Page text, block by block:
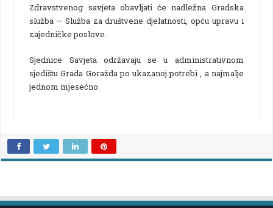
Zdravstvenog savjeta obavljati će nadležna Gradska
služba – Služba za društvene djelatnosti, opću upravu i
zajedničke poslove.
Sjednice Savjeta održavaju se u administrativnom
sjedištu Grada Goražda po ukazanoj potrebi , a najmalje
jednom mjesečno.